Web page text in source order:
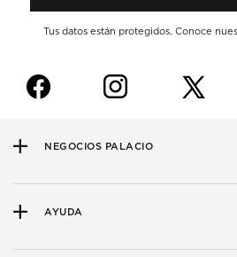
Tus datos están protegidos. Conoce
f i
NEGOCIOS PALACIO
AYUDA